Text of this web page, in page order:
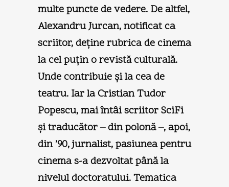
multe puncte de vedere. De altfel,
Alexandru Jurcan, notificat ca
scriitor, deține rubrica de cinema
la cel puțin o revistă culturală.
Unde contribuie şi la cea de
teatru. Iar la Cristian Tudor
Popescu, mai întâi scriitor SciFi
şi traducător – din polonă –, apoi,
din ’90, jurnalist, pasiunea pentru
cinema s-a dezvoltat până la
nivelul doctoratului. Tematica